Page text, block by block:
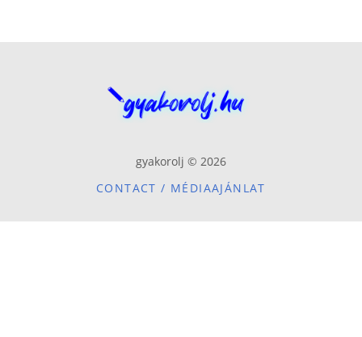
gyakorolj © 2026
CONTACT / MÉDIAAJÁNLAT